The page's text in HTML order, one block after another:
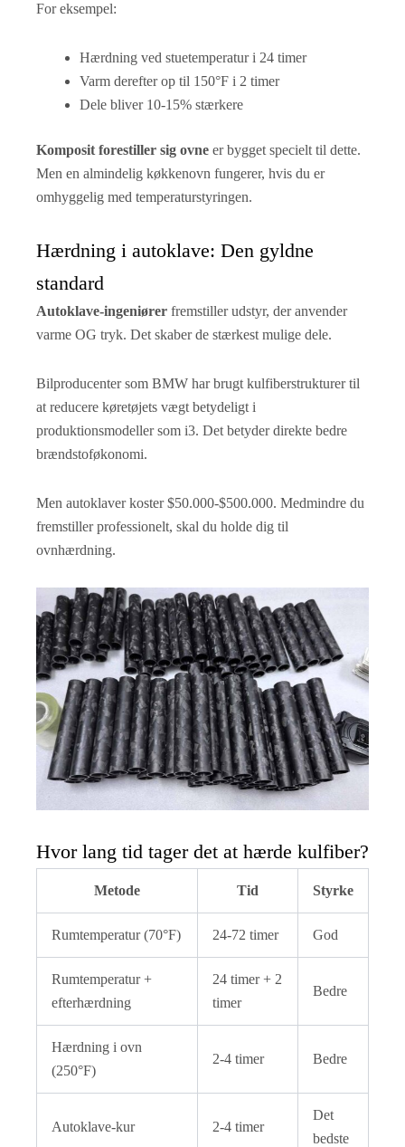
For eksempel:
Hærdning ved stuetemperatur i 24 timer
Varm derefter op til 150°F i 2 timer
Dele bliver 10-15% stærkere
Komposit forestiller sig ovne er bygget specielt til dette.
Men en almindelig køkkenovn fungerer, hvis du er
omhyggelig med temperaturstyringen.
Hærdning i autoklave: Den gyldne
standard
Autoklave-ingeniører fremstiller udstyr, der anvender
varme OG tryk. Det skaber de stærkest mulige dele.
Bilproducenter som BMW har brugt kulfiberstrukturer til
at reducere køretøjets vægt betydeligt i
produktionsmodeller som i3. Det betyder direkte bedre
brændstoføkonomi.
Men autoklaver koster $50.000-$500.000. Medmindre du
fremstiller professionelt, skal du holde dig til
ovnhærdning.
Hvor lang tid tager det at hærde kulfiber?
Metode Tid Styrke
Rumtemperatur (70°F) 24-72 timer God
Rumtemperatur +
efterhærdning
24 timer + 2
timer
Bedre
Hærdning i ovn
(250°F)
2-4 timer Bedre
Autoklave-kur 2-4 timer
Det
bedste